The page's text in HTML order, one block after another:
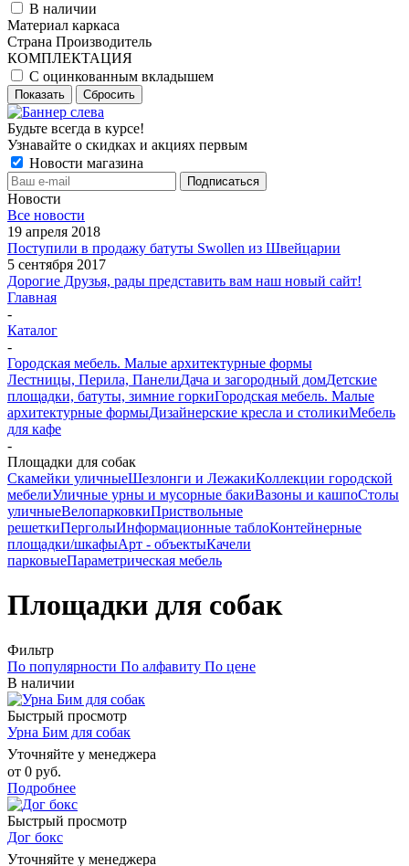
В наличии
Материал каркаса
Страна Производитель
КОМПЛЕКТАЦИЯ
С оцинкованным вкладышем
Показать Сбросить
Будьте всегда в курсе!
Узнавайте о скидках и акциях первым
Новости магазина
Новости
Все новости
19 апреля 2018
Поступили в продажу батуты Swollen из Швейцарии
5 сентября 2017
Дорогие Друзья, рады представить вам наш новый сайт!
Главная
-
Каталог
-
Городская мебель. Малые архитектурные формы
Лестницы, Перила, ПанелиДача и загородный домДетские
площадки, батуты, зимние горкиГородская мебель. Малые
архитектурные формыДизайнерские кресла и столикиМебель
для кафе
-
Площадки для собак
Скамейки уличныеШезлонги и ЛежакиКоллекции городской
мебелиУличные урны и мусорные бакиВазоны и кашпоСтолы
уличныеВелопарковкиПриствольные
решеткиПерголыИнформационные таблоКонтейнерные
площадки/шкафыАрт - объектыКачели
парковыеПараметрическая мебель
Площадки для собак
Фильтр
По популярности По алфавиту По цене
В наличии
Быстрый просмотр
Урна Бим для собак
Уточняйте у менеджера
от 0 руб.
Подробнее
Быстрый просмотр
Дог бокс
Уточняйте у менеджера